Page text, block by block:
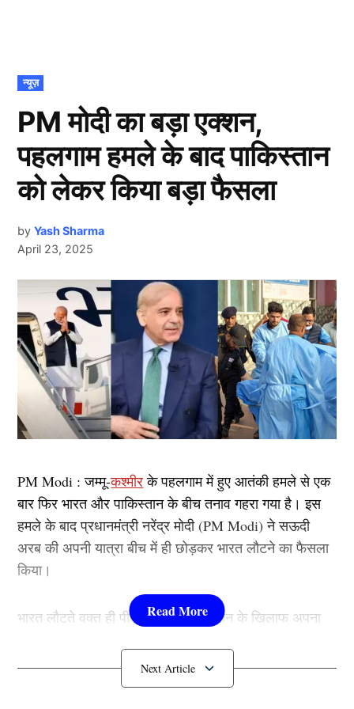
POSTED
IN
न्यूज़
PM मोदी का बड़ा एक्शन,
पहलगाम हमले के बाद पाकिस्तान
को लेकर किया बड़ा फैसला
by Yash Sharma
April 23, 2025
PM Modi : जम्मू-कश्मीरके पहलगाम में हुए आतंकी हमले से एक
बार फिर भारत और पाकिस्तान के बीच तनाव गहरा गया है। इस
हमले के बाद प्रधानमंत्री नरेंद्र मोदी (PM Modi) ने सऊदी
अरब की अपनी यात्रा बीच में ही छोड़कर भारत लौटने का फैसला
किया।
भारत लौटते वक्त ही पीएम मोदी ने पाकिस्तान के खिलाफ अपना
अब पाकिस्तान को सबक सिखाने की पूरी कोशिश भी करने वाले